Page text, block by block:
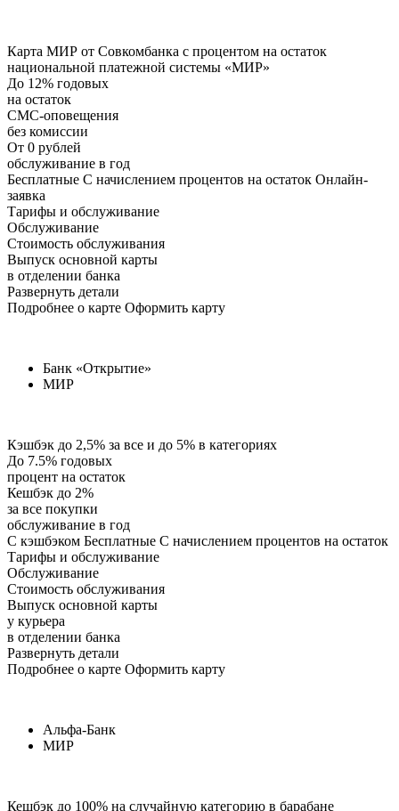
Карта МИР от Совкомбанка с процентом на остаток
национальной платежной системы «МИР»
До 12% годовых
на остаток
СМС-оповещения
без комиссии
От 0 рублей
обслуживание в год
Бесплатные С начислением процентов на остаток Онлайн-
заявка
Тарифы и обслуживание
Обслуживание
Стоимость обслуживания
Выпуск основной карты
в отделении банка
Развернуть детали
Подробнее о карте Оформить карту
Банк «Открытие»
МИР
Кэшбэк до 2,5% за все и до 5% в категориях
До 7.5% годовых
процент на остаток
Кешбэк до 2%
за все покупки
обслуживание в год
С кэшбэком Бесплатные С начислением процентов на остаток
Тарифы и обслуживание
Обслуживание
Стоимость обслуживания
Выпуск основной карты
у курьера
в отделении банка
Развернуть детали
Подробнее о карте Оформить карту
Альфа-Банк
МИР
Кешбэк до 100% на случайную категорию в барабане